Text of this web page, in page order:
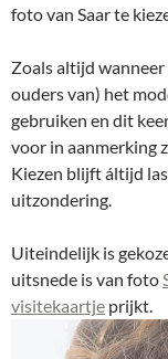
foto van Saar te
Zoals altijd
ouders van) het
gebruiken en dit
voor in aanmerking
Kiezen blijft áltijd
uitzondering.
Uiteindelijk is
uitsnede is van foto
visitekaartje prijkt.